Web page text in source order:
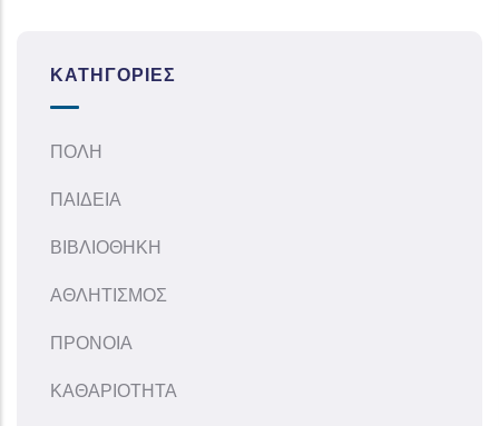
ΚΑΤΗΓΟΡΊΕΣ
ΠΟΛΗ
ΠΑΙΔΕΙΑ
ΒΙΒΛΙΟΘΗΚΗ
ΑΘΛΗΤΙΣΜΟΣ
ΠΡΟΝΟΙΑ
ΚΑΘΑΡΙΟΤΗΤΑ